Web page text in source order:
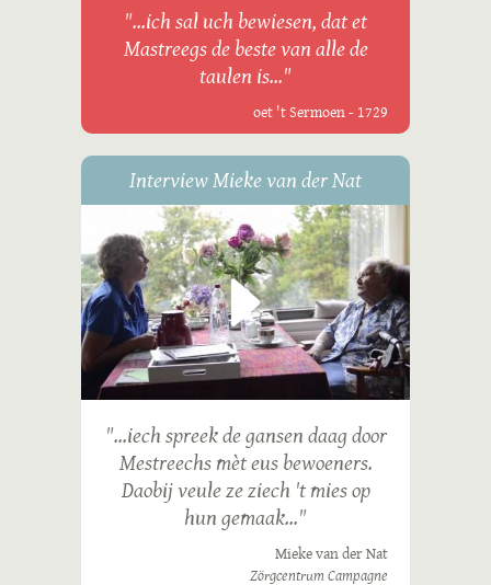
"...ich sal uch bewiesen, dat et
Mastreegs de beste van alle de
taulen is..."
oet 't Sermoen - 1729
Interview Mieke van der Nat
"...iech spreek de gansen daag door
Mestreechs mèt eus bewoeners.
Daobij veule ze ziech 't mies op
hun gemaak..."
Mieke van der Nat
Zörgcentrum Campagne